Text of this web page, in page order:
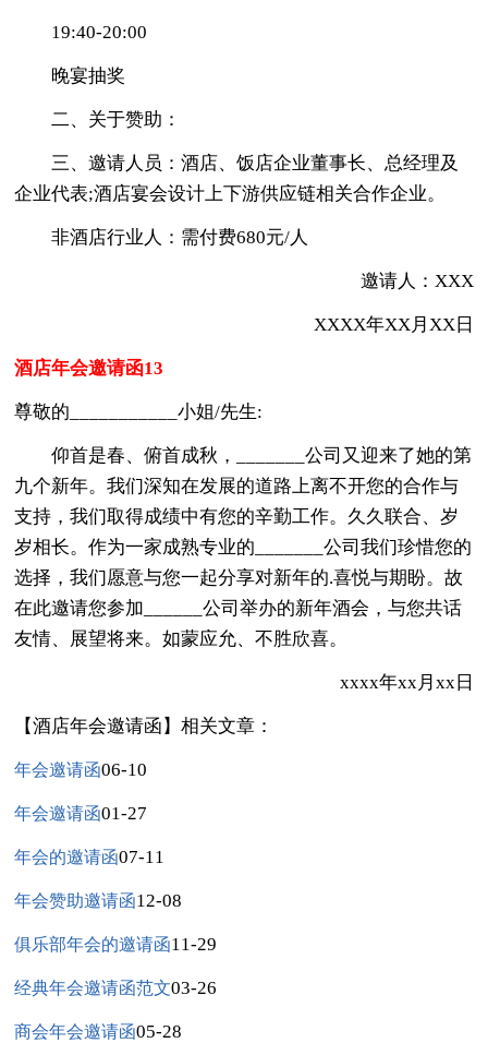
19:40-20:00
晚宴抽奖
二、关于赞助：
三、邀请人员：酒店、饭店企业董事长、总经理及
企业代表;酒店宴会设计上下游供应链相关合作企业。
非酒店行业人：需付费680元/人
邀请人：XXX
XXXX年XX月XX日
酒店年会邀请函13
尊敬的___________小姐/先生:
仰首是春、俯首成秋，_______公司又迎来了她的第
九个新年。我们深知在发展的道路上离不开您的合作与
支持，我们取得成绩中有您的辛勤工作。久久联合、岁
岁相长。作为一家成熟专业的_______公司我们珍惜您的
选择，我们愿意与您一起分享对新年的.喜悦与期盼。故
在此邀请您参加______公司举办的新年酒会，与您共话
友情、展望将来。如蒙应允、不胜欣喜。
xxxx年xx月xx日
【酒店年会邀请函】相关文章：
年会邀请函06-10
年会邀请函01-27
年会的邀请函07-11
年会赞助邀请函12-08
俱乐部年会的邀请函11-29
经典年会邀请函范文03-26
商会年会邀请函05-28